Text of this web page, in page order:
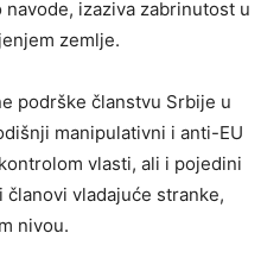
izaziva zabrinutost u
zemlje.
podrške članstvu Srbije u
manipulativni i anti-EU
vlasti, ali i pojedini
vladajuće stranke,
nivou.